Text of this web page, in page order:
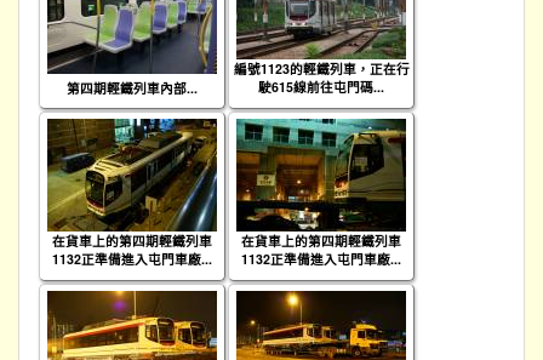
第四期輕鐵列車內部...
編號1123的輕鐵列車，正在行
駛615線前往屯門碼...
在貨車上的第四期輕鐵列車
1132正準備進入屯門車廠...
在貨車上的第四期輕鐵列車
1132正準備進入屯門車廠...